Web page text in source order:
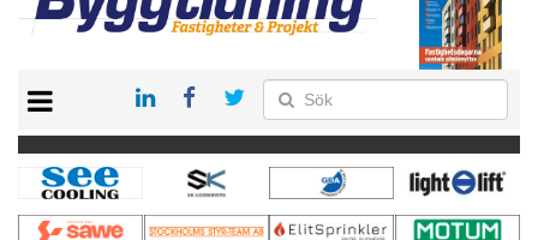
PRENUMERERA
VÅRA ANDRA MAGASIN
ANNONSERA